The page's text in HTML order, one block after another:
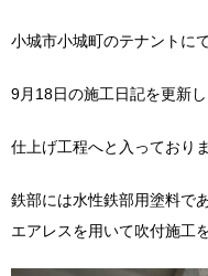
小城市小城町のテナントに
9月18日の施工日記を更新し
仕上げ工程へと入っておりま
鉄部には水性鉄部用塗料で
エアレスを用いて吹付施工